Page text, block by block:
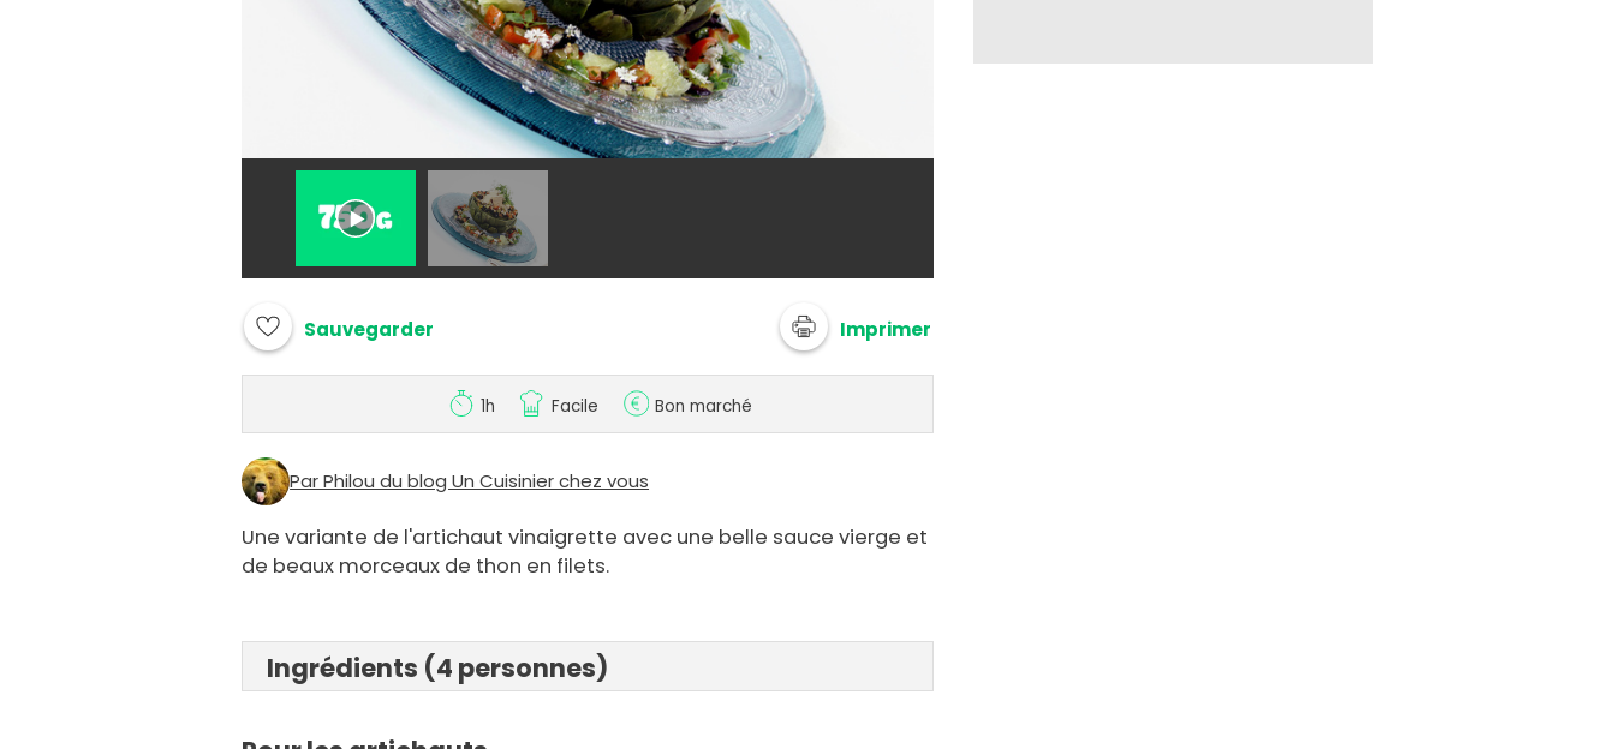
Sauvegarder Imprimer
1h Facile Bon marché
Par Philou du blog Un Cuisinier chez vous
Une variante de l'artichaut vinaigrette avec une belle sauce vierge et
de beaux morceaux de thon en filets.
Ingrédients (4 personnes)